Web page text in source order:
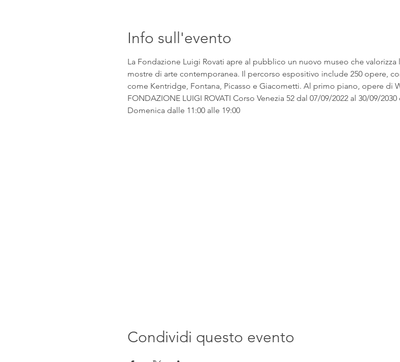
Info sull'evento
La Fondazione Luigi Rovati apre al pubblico un nuovo museo che
mostre di arte contemporanea. Il percorso espositivo include 250 opere,
come Kentridge, Fontana, Picasso e Giacometti. Al primo piano, opere di
FONDAZIONE LUIGI ROVATI Corso Venezia 52 dal 07/09/2022 al 30/09/
Domenica dalle 11:00 alle 19:00
Condividi questo evento